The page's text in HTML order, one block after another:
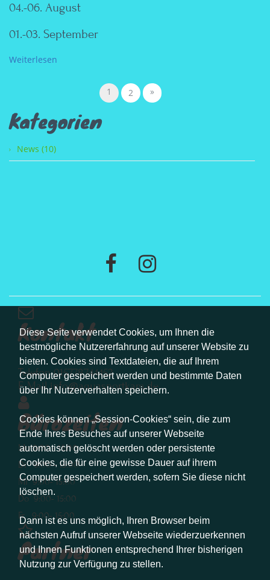
Diese Seite verwendet Cookies, um Ihnen die
bestmögliche Nutzererfahrung auf unserer Website zu
bieten. Cookies sind Textdateien, die auf Ihrem
Computer gespeichert werden und bestimmte Daten
über Ihr Nutzerverhalten speichern.
Cookies können „Session-Cookies“ sein, die zum
Ende Ihres Besuches auf unserer Webseite
automatisch gelöscht werden oder persistente
Cookies, die für eine gewisse Dauer auf ihrem
Computer gespeichert werden, sofern Sie diese nicht
löschen.
Dann ist es uns möglich, Ihren Browser beim
nächsten Aufruf unserer Webseite wiederzuerkennen
und Ihnen Funktionen entsprechend Ihrer bisherigen
Nutzung zur Verfügung zu stellen.
04.-06. August
01.-03. September
Weiterlesen
1 2 »
Kategorien
News (10)
Kontakt
Telefon 015778744452
E-Mail info@aquasportkam.de
Bürozeiten
Mo 9:00 - 15:00
Di 9:00 - 15:00
Mi 9:00- 15:00
Do 9:00- 15:00
Fr 9:00- 15:00
Partner